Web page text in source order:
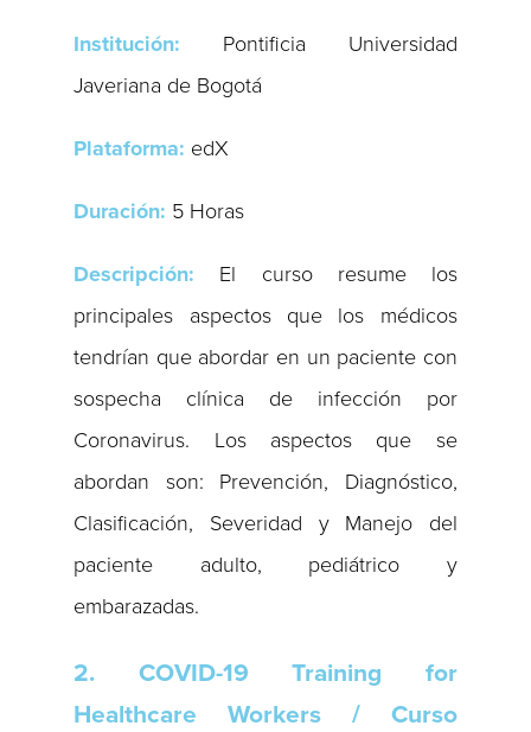
Institución: Pontificia Universidad
Javeriana de Bogotá
Plataforma: edX
Duración: 5 Horas
Descripción: El curso resume los
principales aspectos que los médicos
tendrían que abordar en un paciente con
sospecha clínica de infección por
Coronavirus. Los aspectos que se
abordan son: Prevención, Diagnóstico,
Clasificación, Severidad y Manejo del
paciente adulto, pediátrico y
embarazadas.
2. COVID-19 Training for
Healthcare Workers / Curso